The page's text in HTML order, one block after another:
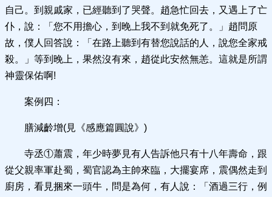
自己。到親戚家，已經聽到了哭聲。趙急忙回去，又遇上了亡
仆，說：「您不用擔心，到晚上我不到就免死了。」趙問原
故，僕人回答說：「在路上聽到有替您說話的人，說您全家戒
殺。」等到晚上，果然沒有來，趙從此安然無恙。這就是所謂
神靈保佑啊!
案例四：
膳減齡增(見《感應篇圓說》)
寺丞①蕭震，年少時夢見有人告訴他只有十八年壽命，跟
從父親率軍赴蜀，蜀官認為主帥來臨，大擺宴席，震偶然走到
廚房，看見捆來一頭牛，問是為何，有人說：「酒過三行，例